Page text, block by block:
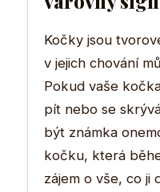
Kočky jsou
v jejich chování
Pokud vaše
pít nebo se
být známka
kočku, která
zájem o vše, co ji